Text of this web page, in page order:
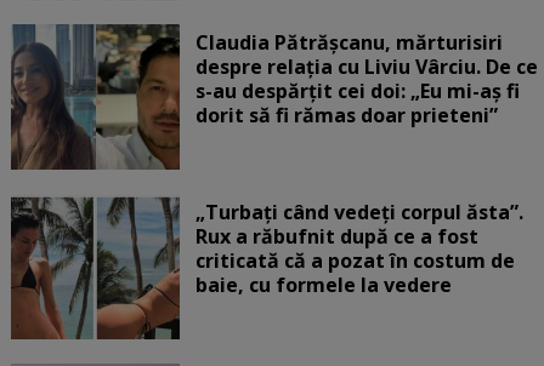
Claudia Pătrășcanu, mărturisiri
despre relația cu Liviu Vârciu. De ce
s-au despărțit cei doi: „Eu mi-aș fi
dorit să fi rămas doar prieteni”
„Turbați când vedeți corpul ăsta”.
Rux a răbufnit după ce a fost
criticată că a pozat în costum de
baie, cu formele la vedere